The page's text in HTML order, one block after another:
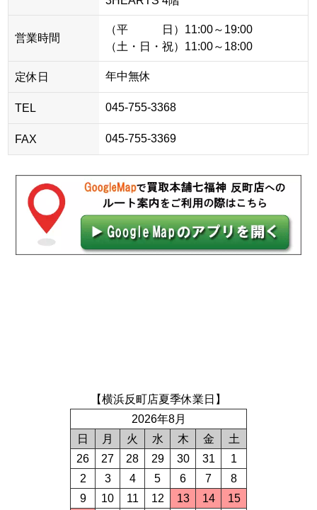
営業時間
（平 日）11:00～19:00
（土・日・祝）11:00～18:00
定休日 年中無休
TEL 045-755-3368
FAX 045-755-3369
【横浜反町店夏季休業日】
2026年8月
日
月 火 水 木 金
土
26
27 28 29 30 31
1
2
3 4 5 6 7
8
9
10 11 12 13 14
15